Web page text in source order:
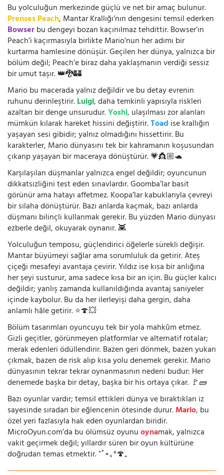
Bu yolculuğun merkezinde güçlü ve net bir amaç bulunur.
Prenses Peach, Mantar Krallığı’nın dengesini temsil ederken
Bowserbu dengeyi bozan kaçınılmaz tehdittir. Bowser’ın
Peach’i kaçırmasıyla birlikte Mario’nun her adımı bir
kurtarma hamlesine dönüşür. Geçilen her dünya, yalnızca bir
bölüm değil; Peach’e biraz daha yaklaşmanın verdiği sessiz
bir umut taşır. 👑🐉🏰
Mario bu macerada yalnız değildir ve bu detay evrenin
ruhunu derinleştirir.Luigi, daha temkinli yapısıyla riskleri
azaltan bir denge unsurudur.Yoshi, ulaşılması zor alanları
mümkün kılarak hareket hissini değiştirir.Toad ise krallığın
yaşayan sesi gibidir; yalnız olmadığını hissettirir. Bu
karakterler, Mario dünyasını tek bir kahramanın koşusundan
çıkarıp yaşayan bir maceraya dönüştürür. 💗👸🏼🐢
Karşılaşılan düşmanlar yalnızca engel değildir; oyuncunun
dikkatsizliğini test eden sınavlardır. Goomba’lar basit
görünür ama hatayı affetmez. Koopa’lar kabuklarıyla çevreyi
bir silaha dönüştürür. Bazı anlarda kaçmak, bazı anlarda
düşmanı bilinçli kullanmak gerekir. Bu yüzden Mario dünyası
ezberle değil, okuyarak oynanır. 👾
Yolculuğun temposu, güçlendirici öğelerle sürekli değişir.
Mantar büyümeyi sağlar ama sorumluluk da getirir. Ateş
çiçeği mesafeyi avantaja çevirir. Yıldız ise kısa bir anlığına
her şeyi susturur, ama sadece kısa bir an için. Bu güçler kalıcı
değildir; yanlış zamanda kullanıldığında avantaj saniyeler
içinde kaybolur. Bu da her ilerleyişi daha gergin, daha
anlamlı hâle getirir. ⭐🍄💥
Bölüm tasarımları oyuncuyu tek bir yola mahkûm etmez.
Gizli geçitler, görünmeyen platformlar ve alternatif rotalar;
merak edenleri ödüllendirir. Bazen geri dönmek, bazen yukarı
çıkmak, bazen de risk alıp kısa yolu denemek gerekir. Mario
dünyasının tekrar tekrar oynanmasının nedeni budur: Her
denemede başka bir detay, başka bir his ortaya çıkar. 🚩🧱
Bazı oyunlar vardır; temsil ettikleri dünya ve bıraktıkları iz
sayesinde sıradan bir eğlencenin ötesinde durur.Mario, bu
özel yeri fazlasıyla hak eden oyunlardan biridir.
MicroOyun.com’da bu ölümsüz oyunuoynamak, yalnızca
vakit geçirmek değil; yıllardır süren bir oyun kültürüne
doğrudan temas etmektir. ⁺˚⋆｡°🍄₊